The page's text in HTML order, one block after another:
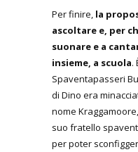
Per finire, la
ascoltare e, per
suonare e a
insieme, a scuola.
Spaventapasseri
di Dino era
nome
suo fratello
per poter